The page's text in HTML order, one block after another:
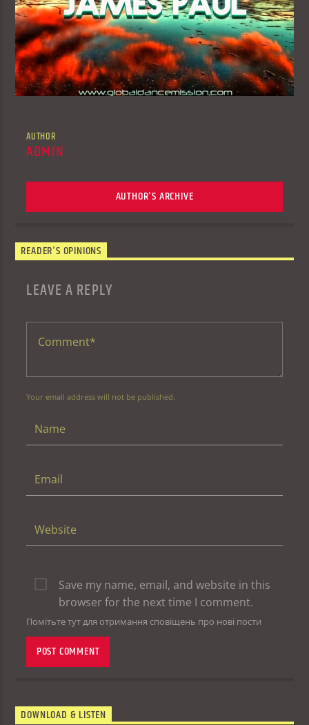
AUTHOR
ADMIN
AUTHOR'S ARCHIVE
READER'S OPINIONS
LEAVE A REPLY
Your email address will not be published.
Save my name, email, and website in this
browser for the next time I comment.
Помітьте тут для отримання сповіщень про нові пости
DOWNLOAD & LISTEN